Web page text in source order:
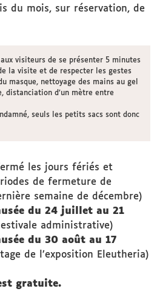
du mois, sur réservation, de
visiteurs de se présenter 5 minutes
la visite et de respecter les gestes
masque, nettoyage des mains au gel
distanciation d’un mètre entre
seuls les petits sacs sont donc
les jours fériés et
de fermeture de
semaine de décembre)
du 24 juillet au 21
administrative)
du 30 août au 17
de l’exposition Eleutheria)
gratuite.